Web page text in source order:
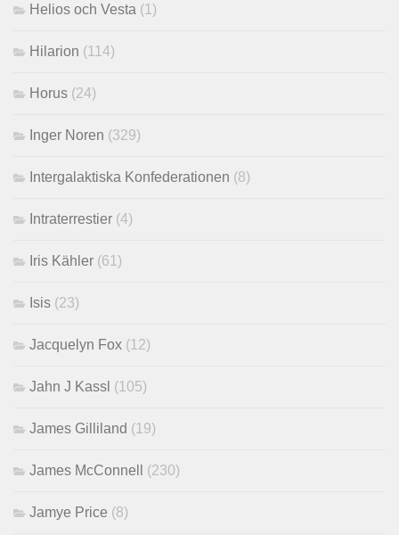
Helios och Vesta (1)
Hilarion (114)
Horus (24)
Inger Noren (329)
Intergalaktiska Konfederationen (8)
Intraterrestier (4)
Iris Kähler (61)
Isis (23)
Jacquelyn Fox (12)
Jahn J Kassl (105)
James Gilliland (19)
James McConnell (230)
Jamye Price (8)